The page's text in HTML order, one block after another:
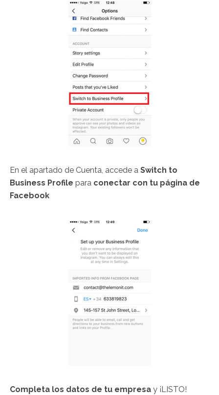
En el apartado de Cuenta, accede a Switch to
Business Profile para conectar con tu página de
Facebook
Completa los datos de tu empresa y ¡LISTO!